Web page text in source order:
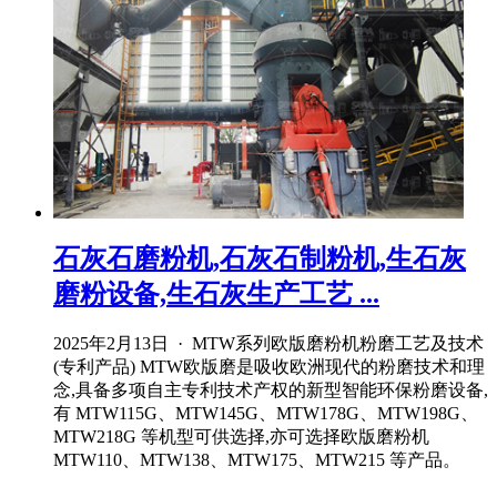
石灰石磨粉机,石灰石制粉机,生石灰
磨粉设备,生石灰生产工艺 ...
2025年2月13日 · MTW系列欧版磨粉机粉磨工艺及技术
(专利产品) MTW欧版磨是吸收欧洲现代的粉磨技术和理
念,具备多项自主专利技术产权的新型智能环保粉磨设备,
有 MTW115G、MTW145G、MTW178G、MTW198G、
MTW218G 等机型可供选择,亦可选择欧版磨粉机
MTW110、MTW138、MTW175、MTW215 等产品。